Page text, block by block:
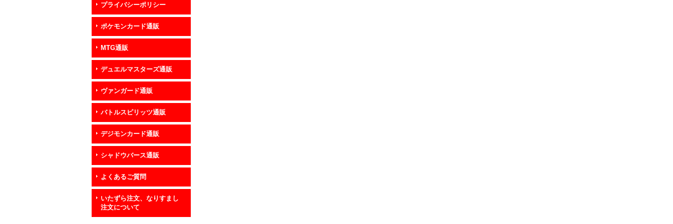
プライバシーポリシー
ポケモンカード通販
MTG通販
デュエルマスターズ通販
ヴァンガード通販
バトルスピリッツ通販
デジモンカード通販
シャドウバース通販
よくあるご質問
いたずら注文、なりすまし
注文について